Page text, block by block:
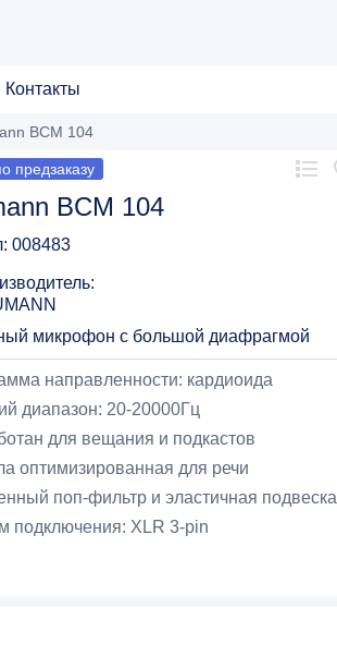
Контакты
BCM 104
предзаказу
BCM 104
008483
микрофон с большой диафрагмой
направленности: кардиоида
диапазон: 20-20000Гц
для вещания и подкастов
оптимизированная для речи
поп-фильтр и эластичная подвеска
подключения: XLR 3-pin